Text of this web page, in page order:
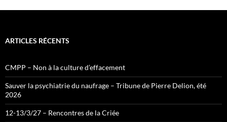
ARTICLES RÉCENTS
CMPP – Non à la culture d’effacement
Sauver la psychiatrie du naufrage – Tribune de Pierre Delion, été
2026
12-13/3/27 – Rencontres de la Criée